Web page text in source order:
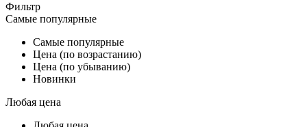
Фильтр
Самые популярные
Самые популярные
Цена (по возрастанию)
Цена (по убыванию)
Новинки
Любая цена